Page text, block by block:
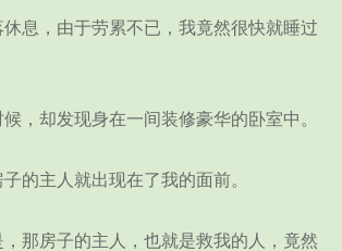
，由于劳累不已，我竟然很快就睡过
却发现身在一间装修豪华的卧室中。
主人就出现在了我的面前。
房子的主人，也就是救我的人，竟然